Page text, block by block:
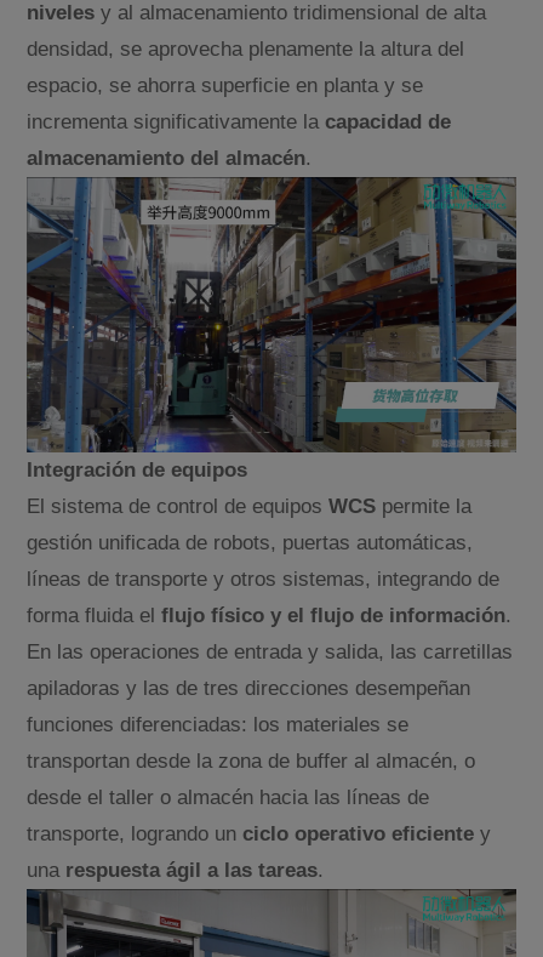
niveles y al almacenamiento tridimensional de alta
densidad, se aprovecha plenamente la altura del
espacio, se ahorra superficie en planta y se
incrementa significativamente lacapacidad de
almacenamiento del almacén.
Integración de equipos
El sistema de control de equiposWCS permite la
gestión unificada de robots, puertas automáticas,
líneas de transporte y otros sistemas, integrando de
forma fluida elflujo físico y el flujo de información.
En las operaciones de entrada y salida, las carretillas
apiladoras y las de tres direcciones desempeñan
funciones diferenciadas: los materiales se
transportan desde la zona de buffer al almacén, o
desde el taller o almacén hacia las líneas de
transporte, logrando unciclo operativo eficiente y
una respuesta ágil a las tareas.